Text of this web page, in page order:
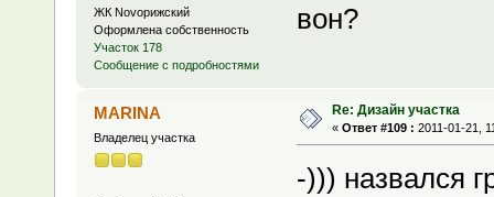
ЖК Novoрижский
Оформлена собственность
Участок 178
Сообщение с подробностями
вон?
MARINA
Владелец участка
Re: Дизайн участка
« Ответ #109 : 2011-01-21,
-))) назвался